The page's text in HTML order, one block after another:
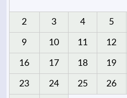
2 3 4 5
9 10 11 12
16 17 18 19
23 24 25 26